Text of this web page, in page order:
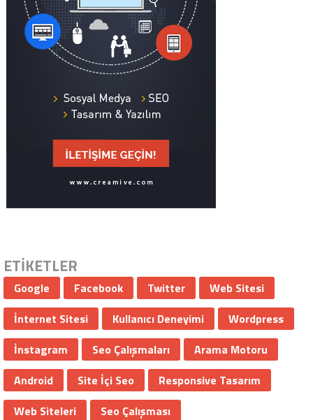
ETİKETLER
Google Facebook Twitter
Web Sitesi
İnternet Sitesi
Kullanıcı Deneyimi
Wordpress
İnstagram
Seo Çalışmaları
Arama Motoru
Android
Site İçi Seo
Responsive Tasarım
Web Siteleri
Seo Çalışması